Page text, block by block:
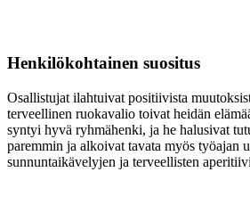
Henkilökohtainen suositus
Osallistujat ilahtuivat positiivista
terveellinen ruokavalio toivat heidän
syntyi hyvä ryhmähenki, ja he halusivat
paremmin ja alkoivat tavata myös työajan
sunnuntaikävelyjen ja terveellisten